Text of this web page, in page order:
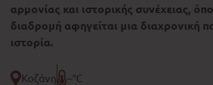
αρμονίας και ιστορικής συνέχειας,
διαδρομή αφηγείται μια διαχρονική
ιστορία.
Κοζάνη --°C